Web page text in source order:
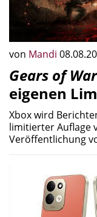
von Mandi
Gears of
eigenen
Xbox wird
limitierter Auflage
Veröffentlichung